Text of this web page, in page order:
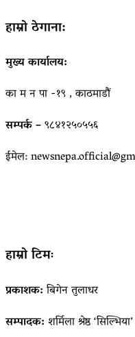
हाम्रो ठेगाना:
मुख्य कार्यालय:
का म न पा -१९ , काठमाडौं
सम्पर्क –९८४१२५०५५६
ईमेल:
हाम्रो टिमः
प्रकाशक:बिगेन तुलाधर
सम्पादक: शर्मिला श्रेष्ठ ‘सिल्भिया’